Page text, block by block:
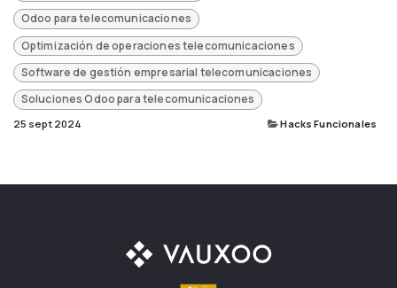
Odoo para telecomunicaciones
Optimización de operaciones telecomunicaciones
Software de gestión empresarial telecomunicaciones
Soluciones Odoo para telecomunicaciones
25 sept 2024 Hacks Funcionales